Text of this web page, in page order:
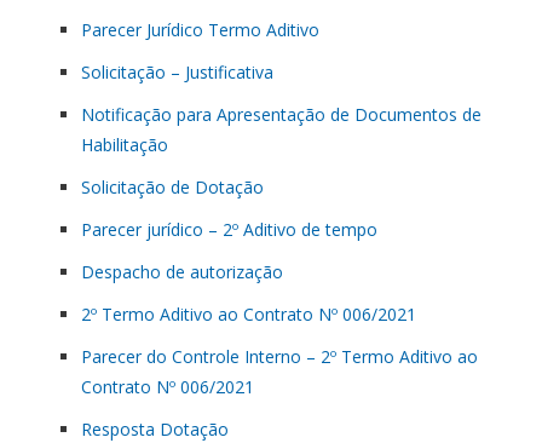
Parecer Jurídico Termo Aditivo
Solicitação – Justificativa
Notificação para Apresentação de Documentos de
Habilitação
Solicitação de Dotação
Parecer jurídico – 2º Aditivo de tempo
Despacho de autorização
2º Termo Aditivo ao Contrato Nº 006/2021
Parecer do Controle Interno – 2º Termo Aditivo ao
Contrato Nº 006/2021
Resposta Dotação